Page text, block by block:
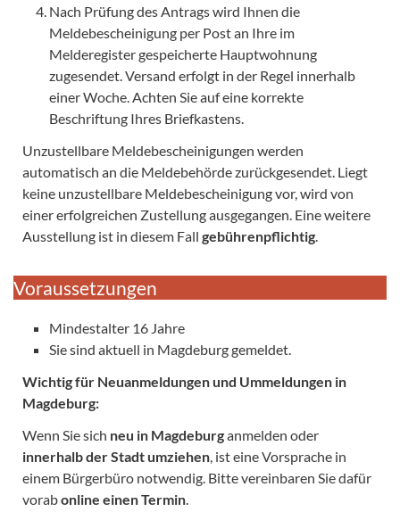
Nach Prüfung des Antrags wird Ihnen die
Meldebescheinigung per Post an Ihre im
Melderegister gespeicherte Hauptwohnung
zugesendet. Versand erfolgt in der Regel innerhalb
einer Woche. Achten Sie auf eine korrekte
Beschriftung Ihres Briefkastens.
Unzustellbare Meldebescheinigungen werden
automatisch an die Meldebehörde zurückgesendet. Liegt
keine unzustellbare Meldebescheinigung vor, wird von
einer erfolgreichen Zustellung ausgegangen. Eine weitere
Ausstellung ist in diesem Fall gebührenpflichtig
Voraussetzungen
Mindestalter 16 Jahre
Sie sind aktuell in Magdeburg gemeldet.
Wichtig für Neuanmeldungen und Ummeldungen in
Magdeburg:
Wenn Sie sich neu in Magdeburganmelden oder
innerhalb der Stadt umziehen , ist eine Vorsprache in
einem Bürgerbüro notwendig. Bitte vereinbaren Sie dafür
vorabonline einen Termin